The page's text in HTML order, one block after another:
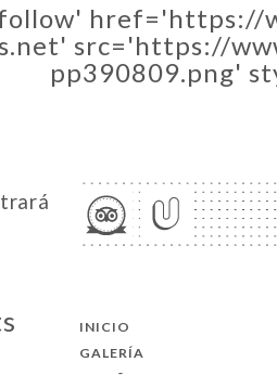
href='https://
src='https://
pp390809.png'
INICIO
GALERÍA